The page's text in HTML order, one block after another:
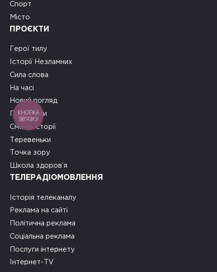
Спорт
Місто
ПРОЄКТИ
Герої тилу
Історії Незламних
Сила слова
На часі
Новий погляд
Подружки
Смачні історії
Теревеньки
Точка зору
Школа здоров’я
ТЕЛЕРАДІОМОВЛЕННЯ
Історія телеканалу
Реклама на сайті
Політична реклама
Соціальна реклама
Послуги інтернету
Інтернет-TV
КНОПКА
ЗВ'ЯЗКУ